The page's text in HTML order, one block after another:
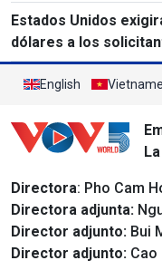
Estados Unidos
dólares a los
English
Directora: Pho Cam
Directora adjunta:
Director adjunto: Bui
Director adjunto: Cao